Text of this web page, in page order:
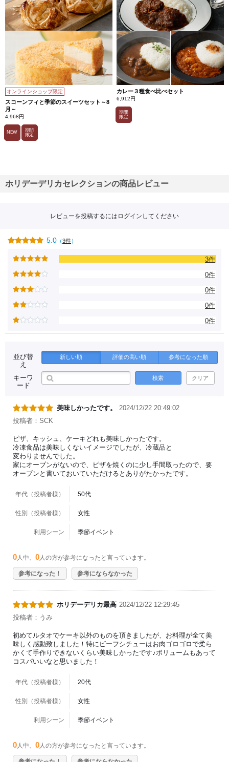
オンラインショップ限定
スコーンフィと季節のスイーツセット～8
月～
4,968円
NEW
期間
限定
カレー３種食べ比べセット
6,912円
期間
限定
ホリデーデリカセレクションの商品レビュー
レビューを投稿するには ログイン してください
5.0 （3件）
3件
0件
0件
0件
0件
並び替
え
新しい順 評価の高い順 参考になった順
キーワ
ード
検索 クリア
美味しかったです。
2024/12/22 20:49:02
投稿者：SCK
ピザ、キッシュ、ケーキどれも美味しかったです。
冷凍食品は美味しくないイメージでしたが、冷蔵品と
変わりませんでした。
家にオーブンがないので、ピザを焼くのに少し手間取ったので、要
オーブンと書いておいていただけるとありがたかったです。
年代（投稿者様） 50代
性別（投稿者様） 女性
利用シーン 季節イベント
0 人中、 0 人の方が参考になったと言っています。
参考になった！ 参考にならなかった
ホリデーデリカ最高 2024/12/22 12:29:45
投稿者：うみ
初めてルタオでケーキ以外のものを頂きましたが、お料理が全て美
味しく感動致しました！特にビーフシチューはお肉ゴロゴロで柔ら
かくて手作りできないくらい美味しかったです♪ボリュームもあって
コスパいいなと思いました！
年代（投稿者様） 20代
性別（投稿者様） 女性
利用シーン 季節イベント
0 人中、 0 人の方が参考になったと言っています。